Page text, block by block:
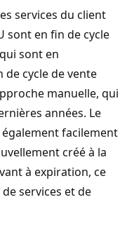
services du client
sont en fin de cycle
sont en
cycle de vente
manuelle, qui
années. Le
facilement
créé à la
à expiration, ce
services et de